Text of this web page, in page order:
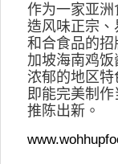
作为一家亚洲
造风味正宗、
和合食品的
加坡海南鸡
浓郁的地区
即能完美制
推陈出新。